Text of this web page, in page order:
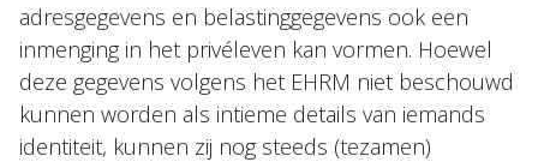
adresgegevens en belastinggegevens ook een
inmenging in het privéleven kan vormen. Hoewel
deze gegevens volgens het EHRM niet beschouwd
kunnen worden als intieme details van iemands
identiteit, kunnen zij nog steeds (tezamen)